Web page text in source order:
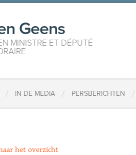
Geens
MINISTRE ET DÉPUTÉ
/ IN DE MEDIA / PERSBERICHTEN /
het overzicht